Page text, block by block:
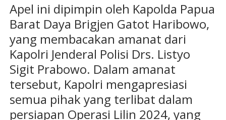
Apel ini dipimpin oleh Kapolda Papua
Barat Daya Brigjen Gatot Haribowo,
yang membacakan amanat dari
Kapolri Jenderal Polisi Drs. Listyo
Sigit Prabowo. Dalam amanat
tersebut, Kapolri mengapresiasi
semua pihak yang terlibat dalam
persiapan Operasi Lilin 2024, yang